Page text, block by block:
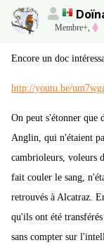
Membre+,
Encore un doc
http://youtu.be/
On peut s'étonner que
Anglin, qui n'étaient
cambrioleurs, voleurs
fait couler le sang,
retrouvés à Alcatraz.
qu'ils ont été
sans compter sur